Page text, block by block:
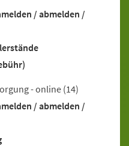
/ abmelden /
- online (14)
/ abmelden /